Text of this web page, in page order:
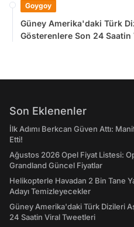
Goygoy
Güney Amerika'daki Türk
Gösterenlere Son 24
Son Eklenenler
İlk Adımı Berkcan Güven Attı:
Etti!
Ağustos 2026 Opel Fiyat Listesi:
Grandland Güncel Fiyatlar
Helikopterle Havadan 2 Bin Tane
Adayı Temizleyecekler
Güney Amerika'daki Türk Dizileri
24 Saatin Viral Tweetleri